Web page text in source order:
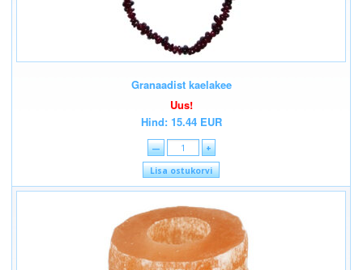
Granaadist kaelakee
Uus!
Hind: 15.44 EUR
—
+
Lisa ostukorvi